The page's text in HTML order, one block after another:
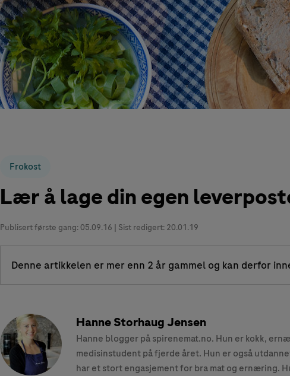
Frokost
Lær å lage din egen
Publisert første gang: 05.09.16 | Sist redigert: 20.01.19
Denne artikkelen er mer enn 2 år gammel og kan derfor
Hanne Storhaug Jensen
Hanne blogger på spirenemat.no. Hun er kokk,
medisinstudent på fjerde året. Hun er også
har et stort engasjement for bra mat og ernæring.